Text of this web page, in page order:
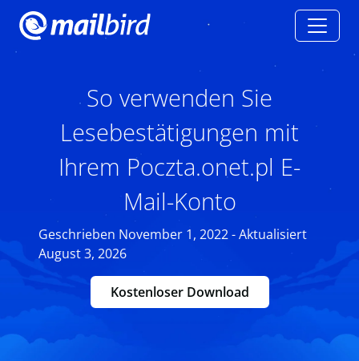
So verwenden Sie
Lesebestätigungen mit
Ihrem Poczta.onet.pl E-
Mail-Konto
Geschrieben November 1, 2022 - Aktualisiert
August 3, 2026
Kostenloser Download